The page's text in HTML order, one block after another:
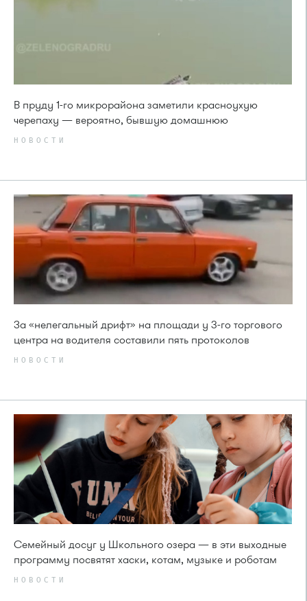
В пруду 1-го микрорайона заметили красноухую
черепаху — вероятно, бывшую домашнюю
НОВОСТИ
За «нелегальный дрифт» на площади у 3-го торгового
центра на водителя составили пять протоколов
НОВОСТИ
Семейный досуг у Школьного озера — в эти выходные
программу посвятят хаски, котам, музыке и роботам
НОВОСТИ